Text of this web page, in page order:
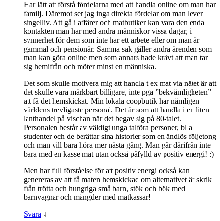
Har lätt att förstå fördelarna med att handla online om man har
familj. Däremot ser jag inga direkta fördelar om man lever
singelliv. Att gå i affärer och matbutiker kan vara den enda
kontakten man har med andra människor vissa dagar, i
synnerhet för dem som inte har ett arbete eller om man är
gammal och pensionär. Samma sak gäller andra ärenden som
man kan göra online men som annars hade krävt att man tar
sig hemifrån och möter minst en människa.
Det som skulle motivera mig att handla t ex mat via nätet är att
det skulle vara märkbart billigare, inte pga ”bekvämligheten”
att få det hemskickat. Min lokala coopbutik har nämligen
världens trevligaste personal. Det är som att handla i en liten
lanthandel på vischan när det begav sig på 80-talet.
Personalen består av väldigt unga talföra personer, bl a
studenter och de berättar sina historier som en ändlös följetong
och man vill bara höra mer nästa gång. Man går därifrån inte
bara med en kasse mat utan också påfylld av positiv energi! :)
Men har full förståelse för att positiv energi också kan
genereras av att få maten hemskickad om alternativet är skrik
från trötta och hungriga små barn, stök och bök med
barnvagnar och mängder med matkassar!
Svara ↓